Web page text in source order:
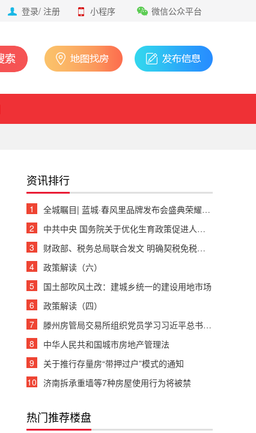
微信公众平台
小程序
登录/ 注册
资讯排行
1
全城瞩目| 蓝城·春风里品牌发布会盛典荣耀绽放
2
中共中央 国务院关于优化生育政策促进人口长期均衡发展的决定
3
财政部、税务总局联合发文 明确契税免税、退税等政策
4
政策解读（六）
5
国土部吹风土改：建城乡统一的建设用地市场
6
政策解读（四）
7
滕州房管局交易所组织党员学习习近平总书记重要讲话
8
中华人民共和国城市房地产管理法
9
关于推行存量房“带押过户”模式的通知
10
济南拆承重墙等7种房屋使用行为将被禁
热门推荐楼盘